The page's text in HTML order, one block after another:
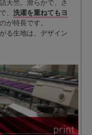
天竺。滑らかで、さ
、 洗濯を重ねてもヨ
が特長です。
る生地は、デザイン